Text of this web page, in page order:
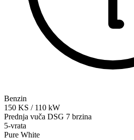
Benzin
150 KS / 110 kW
Prednja vuča DSG 7 brzina
5-vrata
Pure White